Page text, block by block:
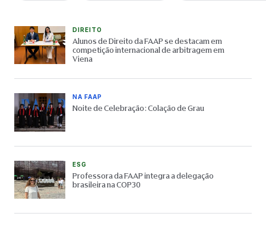
DIREITO
Alunos de Direito da FAAP se destacam em
competição internacional de arbitragem em
Viena
NA FAAP
Noite de Celebração: Colação de Grau
ESG
Professora da FAAP integra a delegação
brasileira na COP30